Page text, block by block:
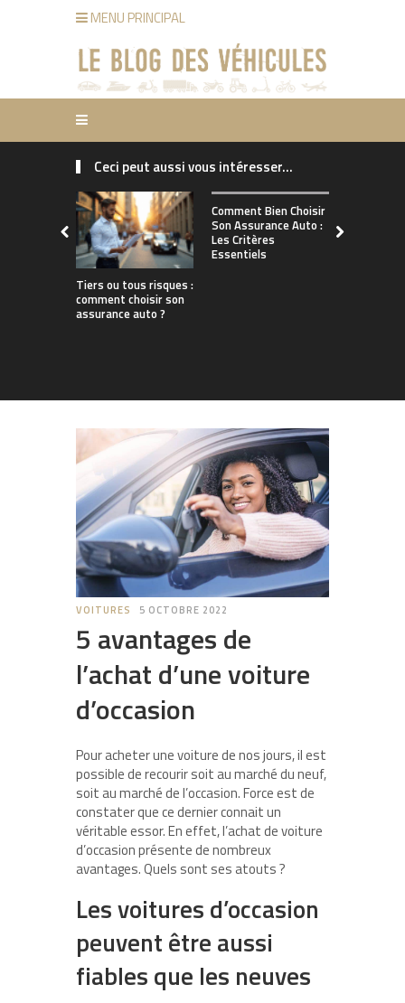
MENU PRINCIPAL
Ceci peut aussi vous intéresser...
Tiers ou tous risques :
comment choisir son
assurance auto ?
Comment Bien Choisir
Son Assurance Auto :
Les Critères
Essentiels
VOITURES 5 OCTOBRE 2022
5 avantages de
l’achat d’une voiture
d’occasion
Pour acheter une voiture de nos jours, il est
possible de recourir soit au marché du neuf,
soit au marché de l’occasion. Force est de
constater que ce dernier connait un
véritable essor. En effet, l’achat de voiture
d’occasion présente de nombreux
avantages. Quels sont ses atouts ?
Les voitures d’occasion
peuvent être aussi
fiables que les neuves